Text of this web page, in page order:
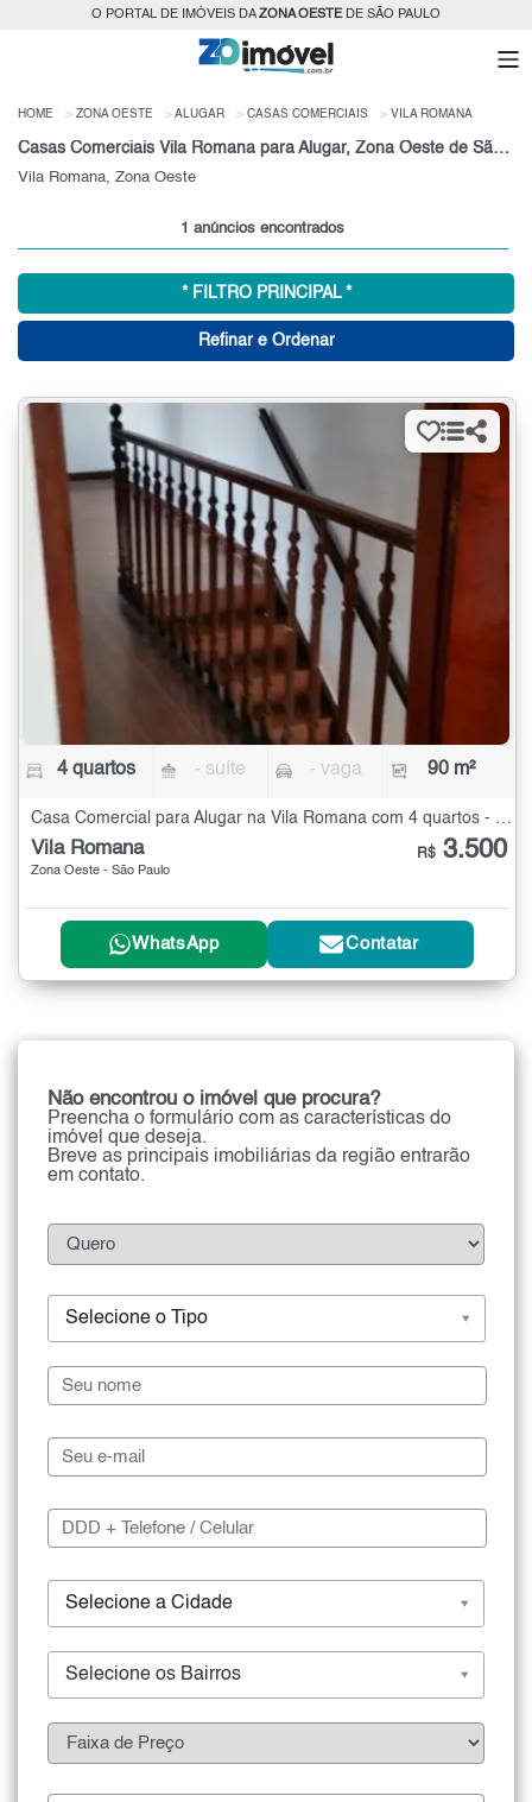
O PORTAL DE IMÓVEIS DAZONA OESTEDE SÃO PAULO
HOME ZONA OESTE ALUGAR CASAS COMERCIAIS VILA ROMANA
Casas Comerciais Vila Romana para Alugar, Zona Oeste de São Paulo
Vila Romana, Zona Oeste
1 anúncios encontrados
* FILTRO PRINCIPAL *
Refinar e Ordenar
4 quartos - suíte - vaga 90 m²
Vila Romana
Zona Oeste - São Paulo
R$ 3.500
WhatsApp Contatar
Não encontrou o imóvel que procura?
Preencha o formulário com as características do
imóvel que deseja.
Breve as principais imobiliárias da região entrarão
em contato.
Selecione o Tipo
Selecione a Cidade
Selecione os Bairros